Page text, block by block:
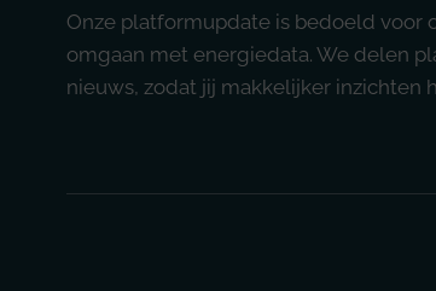
Onze platformupdate is bedoeld voor
omgaan met energiedata. We delen
nieuws, zodat jij makkelijker inzichten